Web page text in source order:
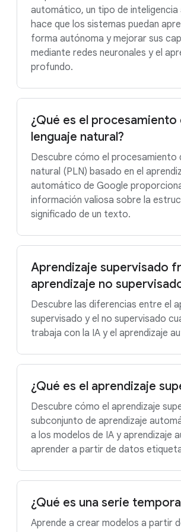
automático, un tipo de inteligencia
hace que los sistemas puedan
forma autónoma y mejorar sus
mediante redes neuronales y el
profundo.
¿Qué es el procesamiento
lenguaje natural?
Descubre cómo el procesamiento
natural (PLN) basado en el
automático de Google
información valiosa sobre la
significado de un texto.
Aprendizaje supervisado
aprendizaje no
Descubre las diferencias entre el
supervisado y el no supervisado
trabaja con la IA y el aprendizaje
¿Qué es el aprendizaje
Descubre cómo el aprendizaje
subconjunto de aprendizaje
a los modelos de IA y aprendizaje
aprender a partir de datos
¿Qué es una serie
Aprende a crear modelos a partir